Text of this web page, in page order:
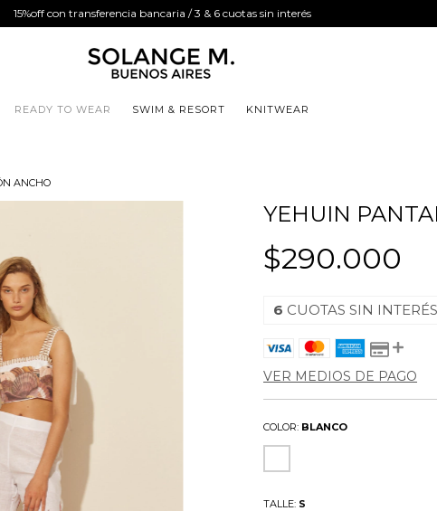
15%off con transferencia bancaria / 3 & 6 cuotas sin interés
READY TO WEAR SWIM & RESORT KNITWEAR
ANCHO
YEHUIN
$290.000
6 CUOTAS SIN
VER MEDIOS DE PAGO
COLOR: BLANCO
TALLE: S